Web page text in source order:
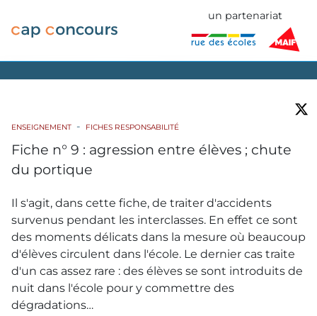
un partenariat
ENSEIGNEMENT FICHES RESPONSABILITÉ
Fiche n° 9 : agression entre élèves ; chute
du portique
Il s'agit, dans cette fiche, de traiter d'accidents
survenus pendant les interclasses. En effet ce sont
des moments délicats dans la mesure où beaucoup
d'élèves circulent dans l'école. Le dernier cas traite
d'un cas assez rare : des élèves se sont introduits de
nuit dans l'école pour y commettre des
dégradations…